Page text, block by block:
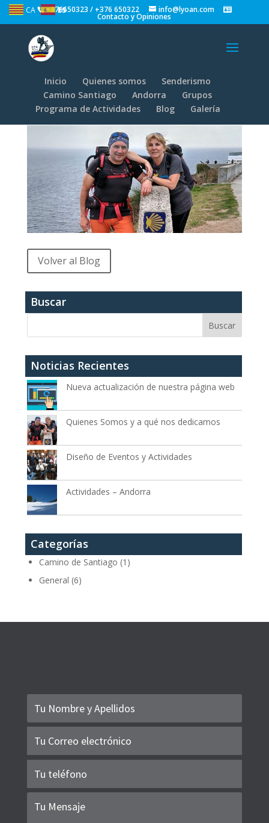
+376650323 / +376 650322 info@lyoan.com
Contacto y Opiniones
santiago_Galeria_4
Volver al Blog
Buscar
Noticias Recientes
Nueva actualización de nuestra página web
Quienes Somos y a qué nos dedicamos
Diseño de Eventos y Actividades
Actividades – Andorra
Categorías
Camino de Santiago (1)
General (6)
Inicio Quienes somos
Senderismo
Camino Santiago
Andorra
Grupos
Programa de Actividades
Blog Galería
CA ES